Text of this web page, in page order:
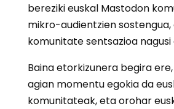
bereziki euskal Mastodon
mikro-audientzien
komunitate sentsazioa nagusi
Baina etorkizunera begira
agian momentu egokia da
komunitateak, eta orohar